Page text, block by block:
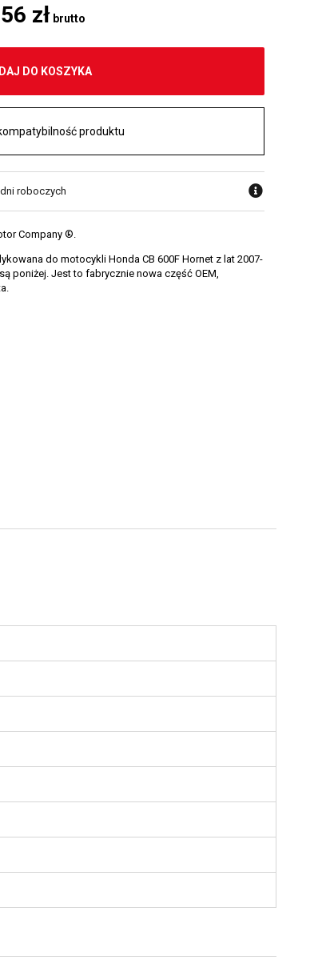
zł brutto
DO KOSZYKA
produktu
roboczych
Company ®.
do motocykli Honda CB 600F Hornet z lat 2007-
poniżej. Jest to fabrycznie nowa część OEM,